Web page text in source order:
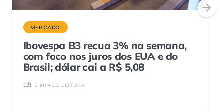
MERCADO
Ibovespa B3 recua 3% na semana,
com foco nos juros dos EUA e do
Brasil; dólar cai a R$ 5,08
3 MIN DE LEITURA